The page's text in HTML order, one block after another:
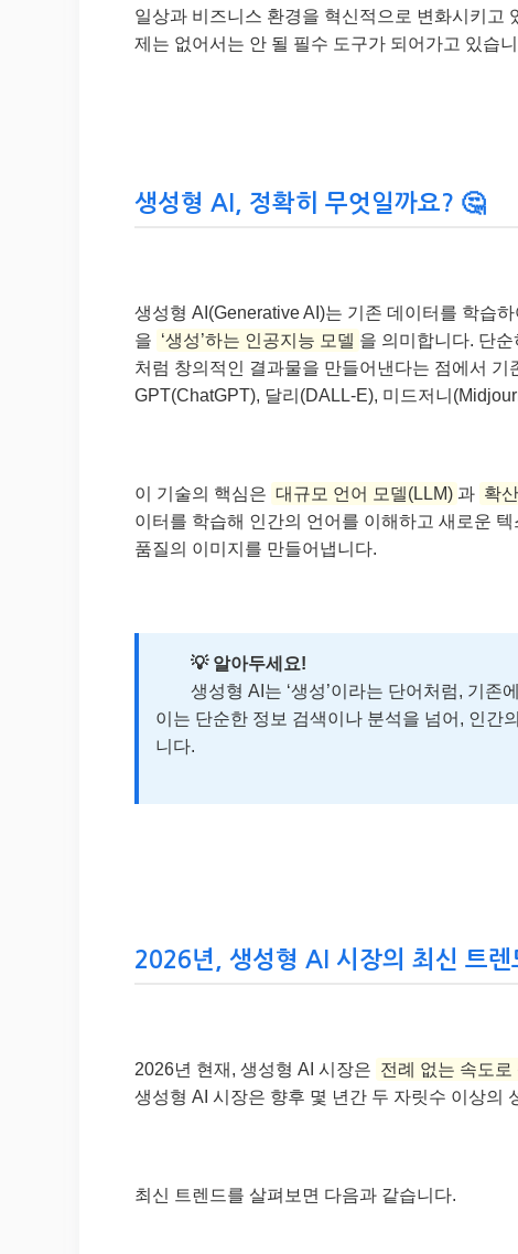
일상과 비즈니스 환경을 혁신적으로 변화시키고
제는 없어서는 안 될 필수 도구가 되어가고 있습
생성형 AI, 정확히 무엇일까요? 🤔
생성형 AI(Generative AI)는 기존 데이터를 학습
을 ‘생성’하는 인공지능 모델 을 의미합니다. 단
처럼 창의적인 결과물을 만들어낸다는 점에서
GPT(ChatGPT), 달리(DALL-E), 미드저니
이 기술의 핵심은 대규모 언어 모델(LLM) 과 확
이터를 학습해 인간의 언어를 이해하고 새로운
품질의 이미지를 만들어냅니다.
💡 알아두세요!
생성형 AI는 ‘생성’이라는 단어처럼, 기존
이는 단순한 정보 검색이나 분석을 넘어, 인간
니다.
2026년, 생성형 AI 시장의 최신 트렌
2026년 현재, 생성형 AI 시장은 전례 없는 속도로
생성형 AI 시장은 향후 몇 년간 두 자릿수 이상의
최신 트렌드를 살펴보면 다음과 같습니다.